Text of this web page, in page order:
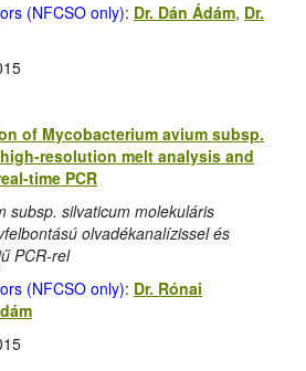
(NFCSO only): Dr. Dán Ádám, Dr.
of Mycobacterium avium subsp.
resolution melt analysis and
time PCR
subsp. silvaticum molekuláris
olvadékanalízissel és
PCR-rel
(NFCSO only): Dr. Rónai